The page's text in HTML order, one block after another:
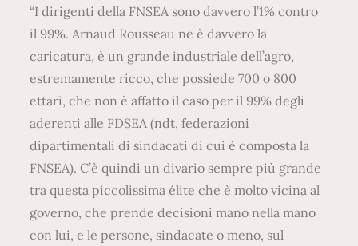
“I dirigenti della FNSEA sono davvero l’1% contro
il 99%. Arnaud Rousseau ne è davvero la
caricatura, è un grande industriale dell’agro,
estremamente ricco, che possiede 700 o 800
ettari, che non è affatto il caso per il 99% degli
aderenti alle FDSEA (ndt, federazioni
dipartimentali di sindacati di cui è composta la
FNSEA). C’è quindi un divario sempre più grande
tra questa piccolissima élite che è molto vicina al
governo, che prende decisioni mano nella mano
con lui, e le persone, sindacate o meno, sul